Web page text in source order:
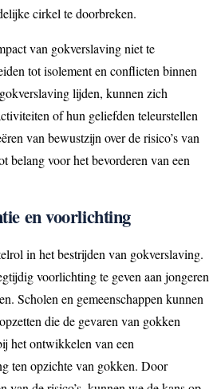
cirkel te doorbreken.
van gokverslaving niet te
tot isolement en conflicten binnen
lijden, kunnen zich
of hun geliefden teleurstellen
van bewustzijn over de risico’s van
belang voor het bevorderen van een
en voorlichting
in het bestrijden van gokverslaving.
voorlichting te geven aan jongeren
Scholen en gemeenschappen kunnen
die de gevaren van gokken
het ontwikkelen van een
ten opzichte van gokken. Door